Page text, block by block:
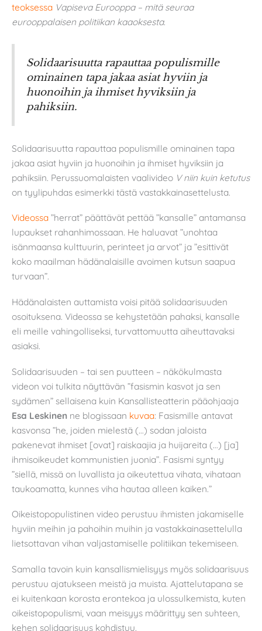
teoksessa Vapiseva Eurooppa – mitä seuraa
eurooppalaisen politiikan kaaoksesta.
Solidaarisuutta rapauttaa populismille
ominainen tapa jakaa asiat hyviin ja
huonoihin ja ihmiset hyviksiin ja
pahiksiin.
Solidaarisuutta rapauttaa populismille ominainen tapa
jakaa asiat hyviin ja huonoihin ja ihmiset hyviksiin ja
pahiksiin. Perussuomalaisten vaalivideo V niin kuin ketutus
on tyylipuhdas esimerkki tästä vastakkainasettelusta.
Videossa ”herrat” päättävät pettää ”kansalle” antamansa
lupaukset rahanhimossaan. He haluavat ”unohtaa
isänmaansa kulttuurin, perinteet ja arvot” ja ”esittivät
koko maailman hädänalaisille avoimen kutsun saapua
turvaan”.
Hädänalaisten auttamista voisi pitää solidaarisuuden
osoituksena. Videossa se kehystetään pahaksi, kansalle
eli meille vahingolliseksi, turvattomuutta aiheuttavaksi
asiaksi.
Solidaarisuuden – tai sen puutteen – näkökulmasta
videon voi tulkita näyttävän ”fasismin kasvot ja sen
sydämen” sellaisena kuin Kansallisteatterin pääohjaaja
Esa Leskinen ne blogissaan kuvaa: Fasismille antavat
kasvonsa ”he, joiden mielestä (…) sodan jaloista
pakenevat ihmiset [ovat] raiskaajia ja huijareita (…) [ja]
ihmisoikeudet kommunistien juonia”. Fasismi syntyy
”siellä, missä on luvallista ja oikeutettua vihata, vihataan
taukoamatta, kunnes viha hautaa alleen kaiken.”
Oikeistopopulistinen video perustuu ihmisten jakamiselle
hyviin meihin ja pahoihin muihin ja vastakkainasettelulla
lietsottavan vihan valjastamiselle politiikan tekemiseen.
Samalla tavoin kuin kansallismielisyys myös solidaarisuus
perustuu ajatukseen meistä ja muista. Ajattelutapana se
ei kuitenkaan korosta erontekoa ja ulossulkemista, kuten
oikeistopopulismi, vaan meisyys määrittyy sen suhteen,
kehen solidaarisuus kohdistuu.